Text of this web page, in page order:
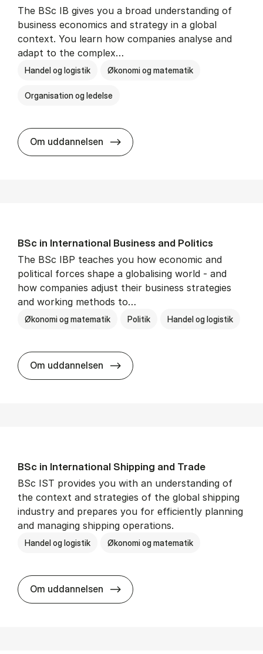
The BSc IB gives you a broad understanding of
business economics and strategy in a global
context. You learn how companies analyse and
adapt to the complex…
Handel og logistik Økonomi og matematik
Organisation og ledelse
Om uddannelsen BSc in In­ter­na­tion­al Busi­ness
BSc in In­ter­na­tion­al Busi­ness and Polit­ics
The BSc IBP teaches you how economic and
political forces shape a globalising world - and
how companies adjust their business strategies
and working methods to…
Økonomi og matematik Politik Handel og logistik
Om uddannelsen BSc in In­ter­na­tion­al Busi­ness
BSc in In­ter­na­tion­al Ship­ping and Trade
BSc IST provides you with an understanding of
the context and strategies of the global shipping
industry and prepares you for efficiently planning
and managing shipping operations.
Handel og logistik Økonomi og matematik
Om uddannelsen BSc in In­ter­na­tion­al Ship­ping